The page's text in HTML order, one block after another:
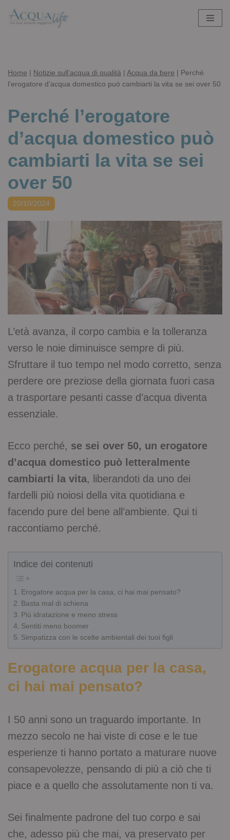
Home | Notizie sull’acqua di qualità | Acqua da bere | Perché
l’erogatore d’acqua domestico può cambiarti la vita se sei over 50
Perché l’erogatore
d’acqua domestico può
cambiarti la vita se sei
over 50
20/10/2024
L’età avanza, il corpo cambia e la tolleranza
verso le noie diminuisce sempre di più.
Sfruttare il tuo tempo nel modo corretto, senza
perdere ore preziose della giornata fuori casa
a trasportare pesanti casse d’acqua diventa
essenziale.
Ecco perché, se sei over 50, un erogatore
d’acqua domestico può letteralmente
cambiarti la vita, liberandoti da uno dei
fardelli più noiosi della vita quotidiana e
facendo pure del bene all’ambiente. Qui ti
raccontiamo perché.
Indice dei contenuti
Erogatore acqua per la casa, ci hai mai pensato?
Basta mal di schiena
Più idratazione e meno stress
Sentiti meno boomer
Simpatizza con le scelte ambientali dei tuoi figli
Erogatore acqua per la casa,
ci hai mai pensato?
I 50 anni sono un traguardo importante. In
mezzo secolo ne hai viste di cose e le tue
esperienze ti hanno portato a maturare nuove
consapevolezze, pensando di più a ciò che ti
piace e a quello che assolutamente non ti va.
Sei finalmente padrone del tuo corpo e sai
che, adesso più che mai, va preservato per